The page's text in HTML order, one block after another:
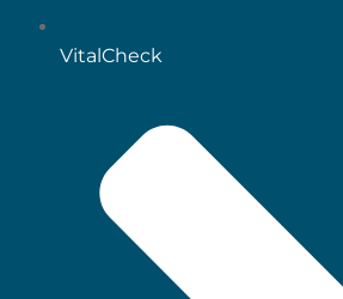
VitalCheck